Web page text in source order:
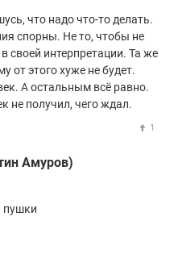
что надо что-то делать.
спорны. Не то, чтобы не
своей интерпретации. Та же
от этого хуже не будет.
А остальным всё равно.
не получил, чего ждал.
1
Амуров)
пушки